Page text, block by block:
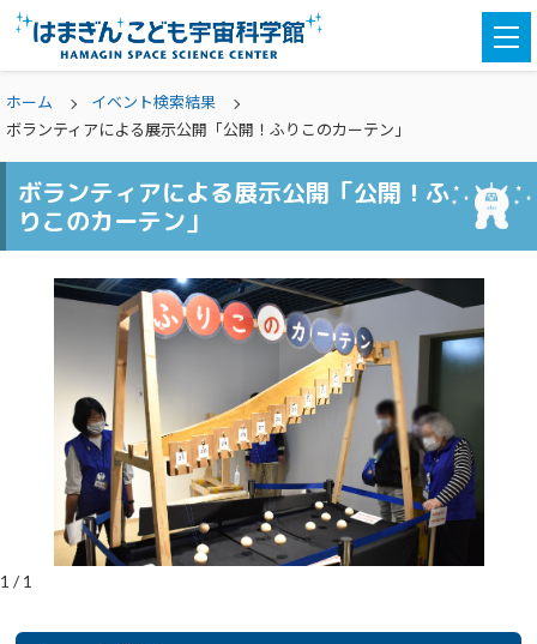
ホーム
イベント検索結果
ボランティアによる展示公開「公開！ふりこのカーテン」
ボランティアによる展示公開「公開！ふ
りこのカーテン」
1 /1